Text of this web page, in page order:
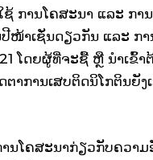
ການໂຄສະນາ ແລະ ກາ
ໜ້າເຊັ່ນດຽວກັນ ແລະ ກາ
ໂດຍຜູ້ທີ່ຈະຊື້ ຫຼື ນຳເຂົ້າ
າການເສບຕິດນິໂກຕິນຍັງ
ນໂຄສະນາກ່ຽວກັບຄວາມ